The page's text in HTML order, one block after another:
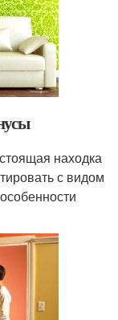
находка
с видом